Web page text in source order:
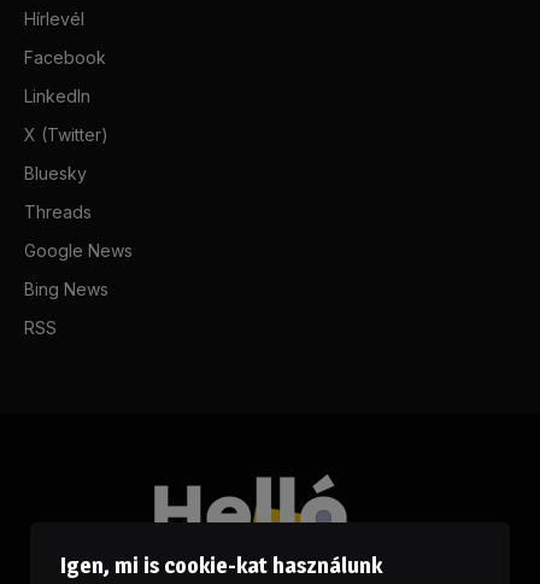
Hírlevél
Facebook
LinkedIn
X (Twitter)
Bluesky
Threads
Google News
Bing News
RSS
Igen, mi is cookie-kat használunk